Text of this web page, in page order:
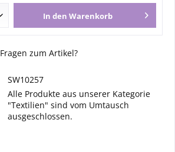
In den Warenkorb
Fragen zum Artikel?
SW10257
Alle Produkte aus unserer Kategorie
"Textilien" sind vom Umtausch
ausgeschlossen.